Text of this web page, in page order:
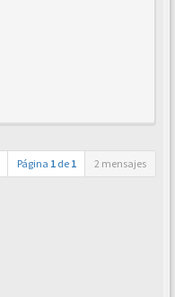
Página 1 de 1 2 mensajes